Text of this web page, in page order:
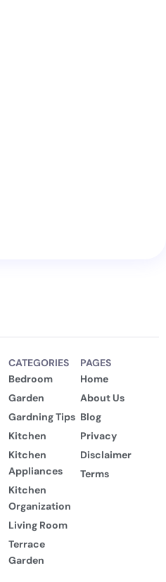
CATEGORIES
Bedroom
Garden
Gardning Tips
Kitchen
Kitchen
Appliances
Kitchen
Organization
Living Room
Terrace
Garden
PAGES
Home
About Us
Blog
Privacy
Disclaimer
Terms